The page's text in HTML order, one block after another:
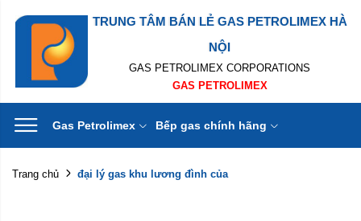
TRUNG TÂM BÁN LẺ GAS PETROLIMEX HÀ
NỘI
GAS PETROLIMEX CORPORATIONS
GAS PETROLIMEX
Gas Petrolimex Bếp gas chính hãng
Trang chủ đại lý gas khu lương đình của